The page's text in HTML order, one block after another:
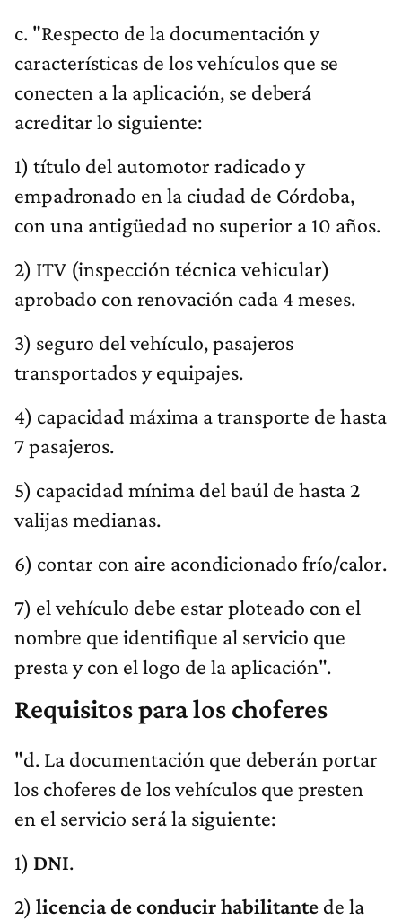
c. "Respecto de la documentación y
características de los vehículos que se
conecten a la aplicación, se deberá
acreditar lo siguiente:
1) título del automotor radicado y
empadronado en la ciudad de Córdoba,
con una antigüedad no superior a 10 años.
2) ITV (inspección técnica vehicular)
aprobado con renovación cada 4 meses.
3) seguro del vehículo, pasajeros
transportados y equipajes.
4) capacidad máxima a transporte de hasta
7 pasajeros.
5) capacidad mínima del baúl de hasta 2
valijas medianas.
6) contar con aire acondicionado frío/calor.
7) el vehículo debe estar ploteado con el
nombre que identifique al servicio que
presta y con el logo de la aplicación".
Requisitos para los choferes
"d. La documentación que deberán portar
los choferes de los vehículos que presten
en el servicio será la siguiente:
1) DNI.
2) licencia de conducir habilitante de la